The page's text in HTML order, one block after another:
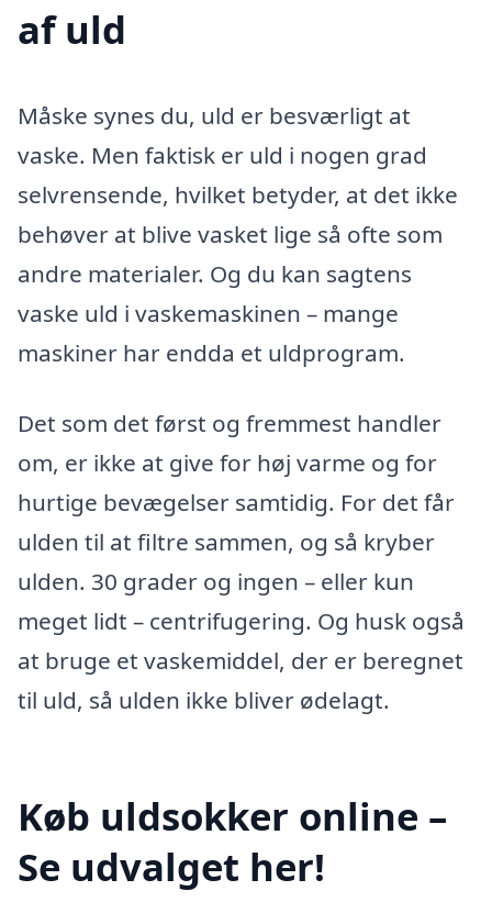
af uld
Måske synes du, uld er besværligt at
vaske. Men faktisk er uld i nogen grad
selvrensende, hvilket betyder, at det ikke
behøver at blive vasket lige så ofte som
andre materialer. Og du kan sagtens
vaske uld i vaskemaskinen – mange
maskiner har endda et uldprogram.
Det som det først og fremmest handler
om, er ikke at give for høj varme og for
hurtige bevægelser samtidig. For det får
ulden til at filtre sammen, og så kryber
ulden. 30 grader og ingen – eller kun
meget lidt – centrifugering. Og husk også
at bruge et vaskemiddel, der er beregnet
til uld, så ulden ikke bliver ødelagt.
Køb uldsokker online –
Se udvalget her!